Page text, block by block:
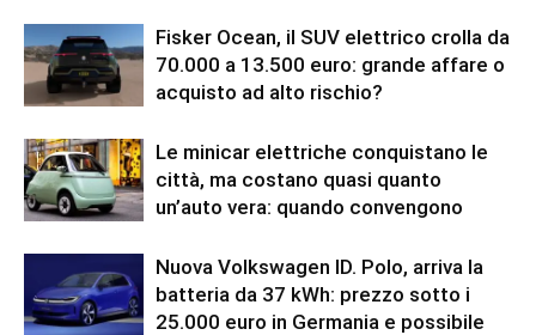
Fisker Ocean, il SUV elettrico crolla da
70.000 a 13.500 euro: grande affare o
acquisto ad alto rischio?
Le minicar elettriche conquistano le
città, ma costano quasi quanto
un’auto vera: quando convengono
Nuova Volkswagen ID. Polo, arriva la
batteria da 37 kWh: prezzo sotto i
25.000 euro in Germania e possibile